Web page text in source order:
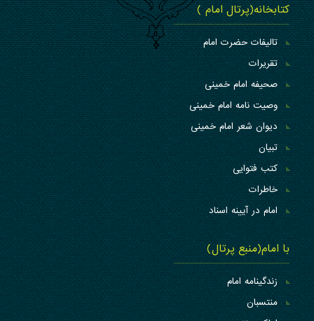
کتابخانه(پرتال امام )
تالیفات حضرت امام
تقریرات
صحیفه امام خمینی
وصیت نامه امام خمینی
دیوان شعر امام خمینی
تبیان
کتب فتوایی
خاطرات
امام در آیینه اسناد
با امام(منبع پرتال)
زندگینامه امام
منتسبان